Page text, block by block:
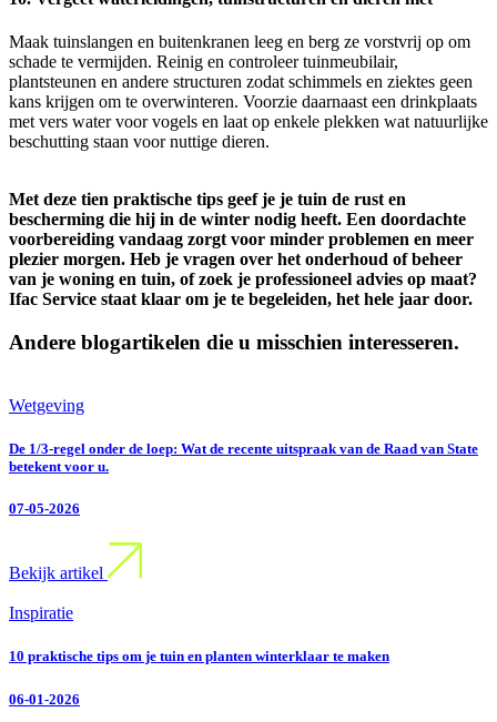
Maak tuinslangen en buitenkranen leeg en berg ze vorstvrij op om
schade te vermijden. Reinig en controleer tuinmeubilair,
plantsteunen en andere structuren zodat schimmels en ziektes geen
kans krijgen om te overwinteren. Voorzie daarnaast een drinkplaats
met vers water voor vogels en laat op enkele plekken wat natuurlijke
beschutting staan voor nuttige dieren.
Met deze tien praktische tips geef je je tuin de rust en
bescherming die hij in de winter nodig heeft. Een doordachte
voorbereiding vandaag zorgt voor minder problemen en meer
plezier morgen. Heb je vragen over het onderhoud of beheer
van je woning en tuin, of zoek je professioneel advies op maat?
Ifac Service staat klaar om je te begeleiden, het hele jaar door.
Andere blogartikelen die u misschien interesseren.
Wetgeving
De 1/3-regel onder de loep: Wat de recente uitspraak van de Raad van State
betekent voor u.
07-05-2026
Bekijk artikel
Inspiratie
10 praktische tips om je tuin en planten winterklaar te maken
06-01-2026